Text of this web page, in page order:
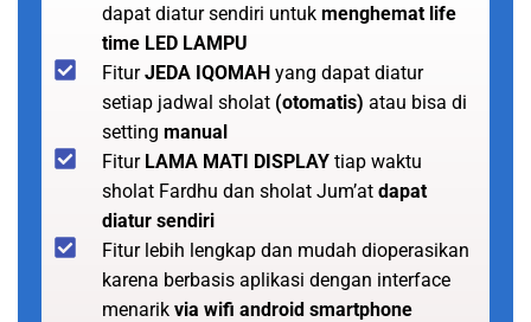
dapat diatur sendiri untuk menghemat life
time LED LAMPU
FiturJEDA IQOMAH yang dapat diatur
setiap jadwal sholat (otomatis) atau bisa di
setting manual
Fitur LAMA MATI DISPLAY tiap waktu
sholat Fardhu dan sholat Jum’at dapat
diatur sendiri
Fitur lebih lengkap dan mudah dioperasikan
karena berbasis aplikasi dengan interface
menarik via wifi android smartphone